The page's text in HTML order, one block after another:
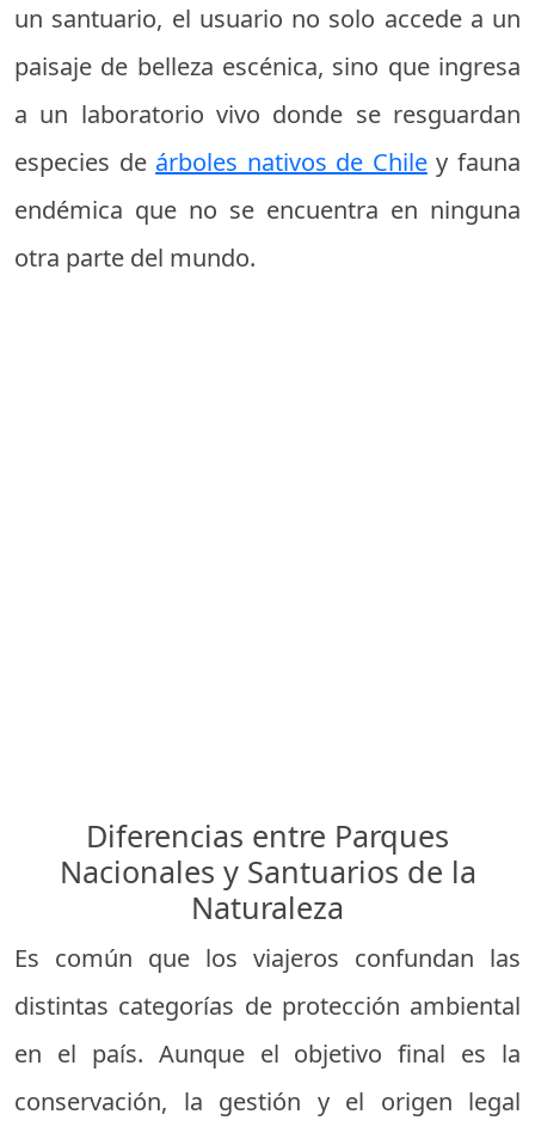
un santuario, el usuario no solo accede a un
paisaje de belleza escénica, sino que ingresa
a un laboratorio vivo donde se resguardan
especies de árboles nativos de Chiley fauna
endémica que no se encuentra en ninguna
otra parte del mundo.
Diferencias entre Parques
Nacionales y Santuarios de la
Naturaleza
Es común que los viajeros confundan las
distintas categorías de protección ambiental
en el país. Aunque el objetivo final es la
conservación, la gestión y el origen legal